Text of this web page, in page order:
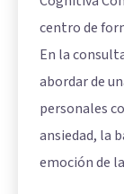
centro de
En la
abordar de
personales
ansiedad, la
emoción de